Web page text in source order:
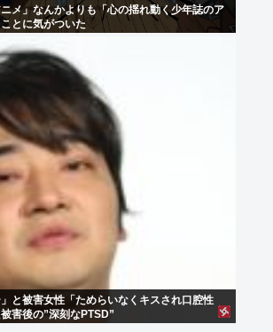
ニメ」なんかよりも「心の揺れ動く少年誌のア
とに気がついた
」と被害女性「ためらいなくキスされ口腔性
害後の”深刻なPTSD”